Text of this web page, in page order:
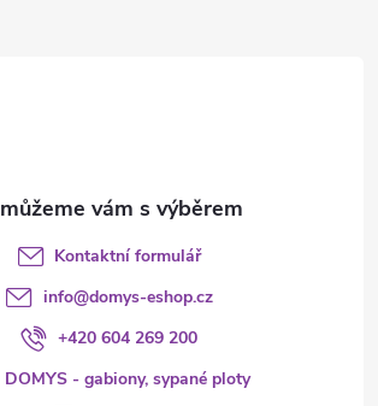
Kontaktní formulář
info@domys-eshop.cz
+420 604 269 200
DOMYS - gabiony, sypané ploty